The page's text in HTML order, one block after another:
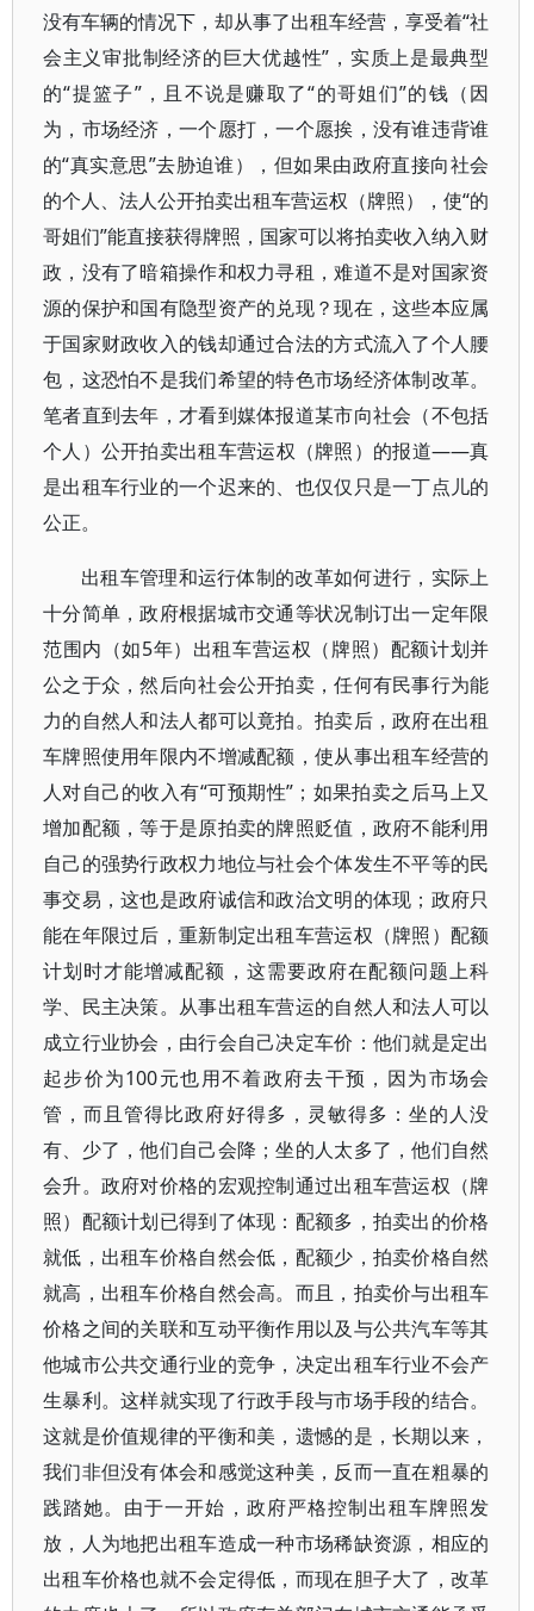
没有车辆的情况下，却从事了出租车经营，享受着“社
会主义审批制经济的巨大优越性”，实质上是最典型
的“提篮子”，且不说是赚取了“的哥姐们”的钱（因
为，市场经济，一个愿打，一个愿挨，没有谁违背谁
的“真实意思”去胁迫谁），但如果由政府直接向社会
的个人、法人公开拍卖出租车营运权（牌照），使“的
哥姐们”能直接获得牌照，国家可以将拍卖收入纳入财
政，没有了暗箱操作和权力寻租，难道不是对国家资
源的保护和国有隐型资产的兑现？现在，这些本应属
于国家财政收入的钱却通过合法的方式流入了个人腰
包，这恐怕不是我们希望的特色市场经济体制改革。
笔者直到去年，才看到媒体报道某市向社会（不包括
个人）公开拍卖出租车营运权（牌照）的报道——真
是出租车行业的一个迟来的、也仅仅只是一丁点儿的
公正。
出租车管理和运行体制的改革如何进行，实际上
十分简单，政府根据城市交通等状况制订出一定年限
范围内（如5年）出租车营运权（牌照）配额计划并
公之于众，然后向社会公开拍卖，任何有民事行为能
力的自然人和法人都可以竟拍。拍卖后，政府在出租
车牌照使用年限内不增减配额，使从事出租车经营的
人对自己的收入有“可预期性”；如果拍卖之后马上又
增加配额，等于是原拍卖的牌照贬值，政府不能利用
自己的强势行政权力地位与社会个体发生不平等的民
事交易，这也是政府诚信和政治文明的体现；政府只
能在年限过后，重新制定出租车营运权（牌照）配额
计划时才能增减配额，这需要政府在配额问题上科
学、民主决策。从事出租车营运的自然人和法人可以
成立行业协会，由行会自己决定车价：他们就是定出
起步价为100元也用不着政府去干预，因为市场会
管，而且管得比政府好得多，灵敏得多：坐的人没
有、少了，他们自己会降；坐的人太多了，他们自然
会升。政府对价格的宏观控制通过出租车营运权（牌
照）配额计划已得到了体现：配额多，拍卖出的价格
就低，出租车价格自然会低，配额少，拍卖价格自然
就高，出租车价格自然会高。而且，拍卖价与出租车
价格之间的关联和互动平衡作用以及与公共汽车等其
他城市公共交通行业的竞争，决定出租车行业不会产
生暴利。这样就实现了行政手段与市场手段的结合。
这就是价值规律的平衡和美，遗憾的是，长期以来，
我们非但没有体会和感觉这种美，反而一直在粗暴的
践踏她。由于一开始，政府严格控制出租车牌照发
放，人为地把出租车造成一种市场稀缺资源，相应的
出租车价格也就不会定得低，而现在胆子大了，改革